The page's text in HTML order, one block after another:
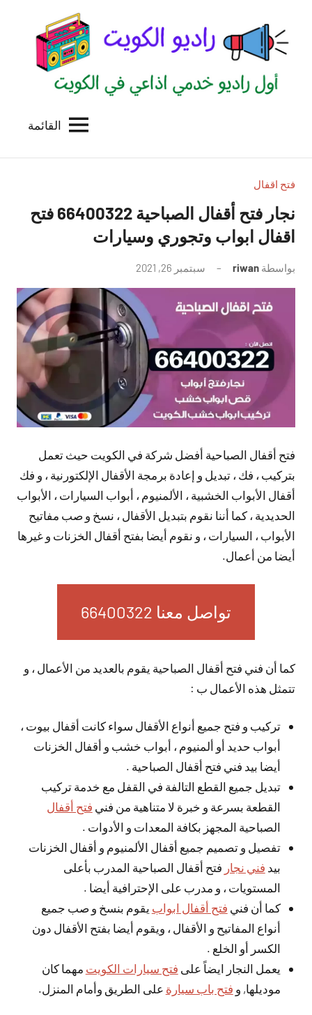
المحتوى
الكويت
للاعلانات
بالكويت
القائمة
فتح اقفال
نجار فتح أقفال الصباحية 66400322 فتح
اقفال ابواب وتجوري وسيارات
بواسطة riwan سبتمبر 26, 2021
توجد
تعليقات
فتح أقفال الصباحية أفضل شركة في الكويت حيث تعمل
بتركيب ، فك ، تبديل و إعادة برمجة الأقفال الإلكتورنية ، و فك
أقفال الأبواب الخشبية ، الألمنيوم ، أبواب السيارات ، الأبواب
الحديدية ، كما أننا نقوم بتبديل الأقفال ، نسخ و صب مفاتيح
الأبواب ، السيارات ، و نقوم أيضا بفتح أقفال الخزنات و غيرها
أيضا من أعمال.
تواصل معنا 66400322
كما أن فني فتح أقفال الصباحية يقوم بالعديد من الأعمال ، و
تتمثل هذه الأعمال ب :
تركيب و فتح جميع أنواع الأقفال سواء كانت أقفال بيوت ،
أبواب حديد أو ألمنيوم ، أبواب خشب و أقفال الخزنات
أيضا بيد فني فتح أقفال الصباحية .
تبديل جميع القطع التالفة في القفل مع خدمة تركيب
القطعة بسرعة و خبرة لا متناهية من فني فتح أقفال
الصباحية المجهز بكافة المعدات و الأدوات .
تفصيل و تصميم جميع أقفال الألمنيوم و أقفال الخزنات
بيد فني نجار فتح أقفال الصباحية المدرب بأعلى
المستويات ، و مدرب على الإحترافية أيضا .
كما أن فني فتح أقفال ابواب يقوم بنسخ و صب جميع
أنواع المفاتيح و الأقفال ، ويقوم أيضا بفتح الأقفال دون
الكسر أو الخلع .
يعمل النجار ايضاً على فتح سيارات الكويت مهما كان
موديلها, و فتح باب سيارة على الطريق وأمام المنزل.